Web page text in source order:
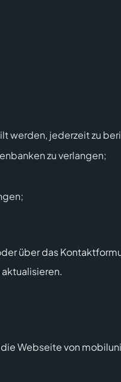
werden, jederzeit zu
zu verlangen;
über das
Webseite von